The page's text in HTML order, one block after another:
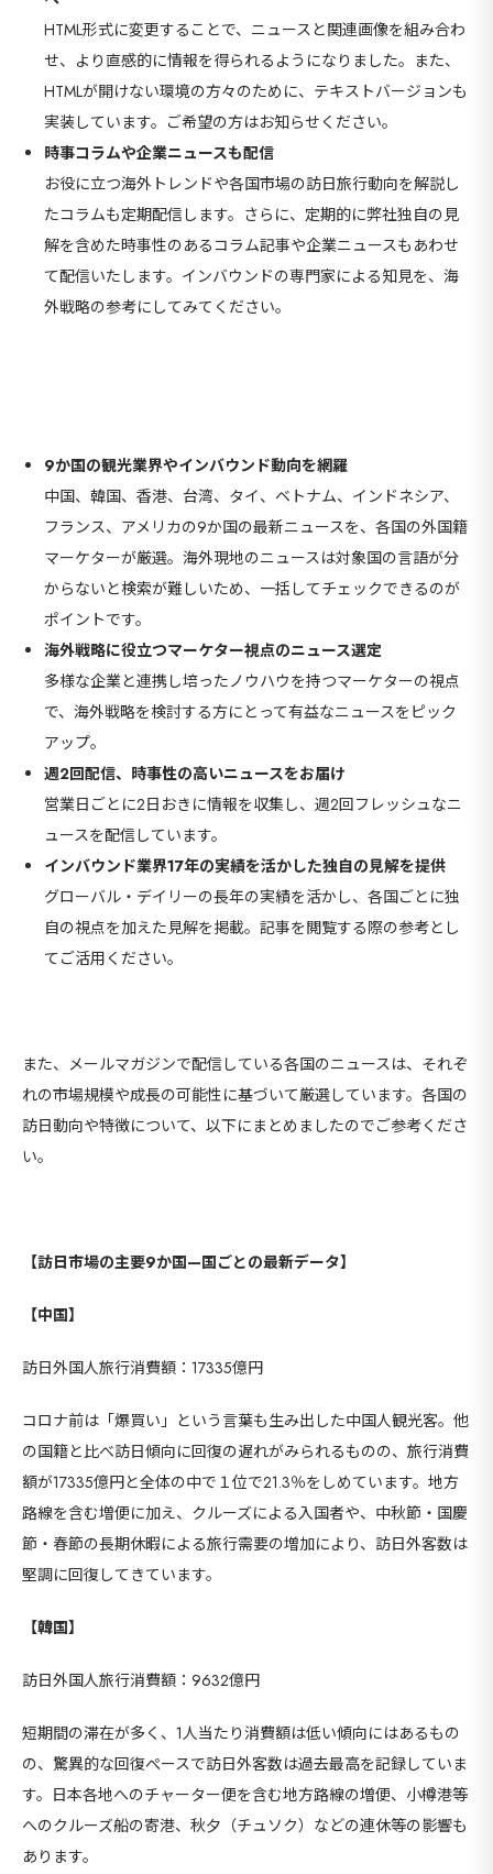
HTML形式に変更することで、ニュースと関連画像を組み合わ
せ、より直感的に情報を得られるようになりました。また、
HTMLが開けない環境の方々のために、テキストバージョンも
実装しています。ご希望の方はお知らせください。
時事コラムや企業ニュースも配信
お役に立つ海外トレンドや各国市場の訪日旅行動向を解説し
たコラムも定期配信します。さらに、定期的に弊社独自の見
解を含めた時事性のあるコラム記事や企業ニュースもあわせ
て配信いたします。インバウンドの専門家による知見を、海
外戦略の参考にしてみてください。
9か国の観光業界やインバウンド動向を網羅
中国、韓国、香港、台湾、タイ、ベトナム、インドネシア、
フランス、アメリカの9か国の最新ニュースを、各国の外国籍
マーケターが厳選。海外現地のニュースは対象国の言語が分
からないと検索が難しいため、一括してチェックできるのが
ポイントです。
海外戦略に役立つマーケター視点のニュース選定
多様な企業と連携し培ったノウハウを持つマーケターの視点
で、海外戦略を検討する方にとって有益なニュースをピック
アップ。
週2回配信、時事性の高いニュースをお届け
営業日ごとに2日おきに情報を収集し、週2回フレッシュなニ
ュースを配信しています。
インバウンド業界17年の実績を活かした独自の見解を提供
グローバル・デイリーの長年の実績を活かし、各国ごとに独
自の視点を加えた見解を掲載。記事を閲覧する際の参考とし
てご活用ください。
また、メールマガジンで配信している各国のニュースは、それぞ
れの市場規模や成長の可能性に基づいて厳選しています。各国の
訪日動向や特徴について、以下にまとめましたのでご参考くださ
い。
【訪日市場の主要9か国—国ごとの最新データ】
【中国】
訪日外国人旅行消費額：17335億円
コロナ前は「爆買い」という言葉も生み出した中国人観光客。他
の国籍と比べ訪日傾向に回復の遅れがみられるものの、旅行消費
額が17335億円と全体の中で１位で21.3％をしめています。 地方
路線を含む増便に加え、クルーズによる入国者や、中秋節・国慶
節・春節の長期休暇による旅行需要の増加により、訪日外客数は
堅調に回復してきています。
【韓国】
訪日外国人旅行消費額：9632億円
短期間の滞在が多く、1人当たり消費額は低い傾向にはあるもの
の、驚異的な回復ぺースで訪日外客数は過去最高を記録していま
す。日本各地へのチャーター便を含む地方路線の増便、小樽港等
へのクルーズ船の寄港、秋夕（チュソク）などの連休等の影響も
あります。